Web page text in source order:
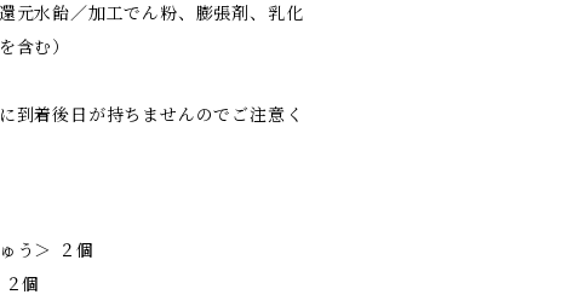
元水飴／加工でん粉、膨張剤、乳化
含む）
到着後日が持ちませんのでご注意く
う＞ ２個
個